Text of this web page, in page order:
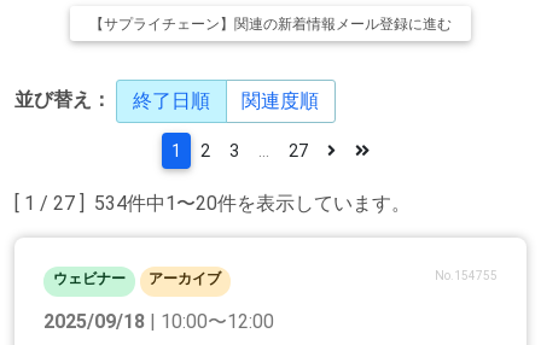
【サプライチェーン】関連の新着情報メール登録に進む
並び替え： 終了日順 関連度順
[ 1 / 27 ] 534件中1〜20件を表示しています。
1 2 3 27
ウェビナー アーカイブ No.154755
2025/09/18 | 10:00〜12:00